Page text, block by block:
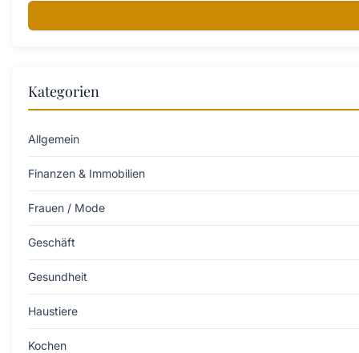
Kategorien
Allgemein
Finanzen & Immobilien
Frauen / Mode
Geschäft
Gesundheit
Haustiere
Kochen